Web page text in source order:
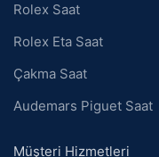
Rolex Saat
Rolex Eta Saat
Çakma Saat
Audemars Piguet Saat
Müşteri Hizmetleri